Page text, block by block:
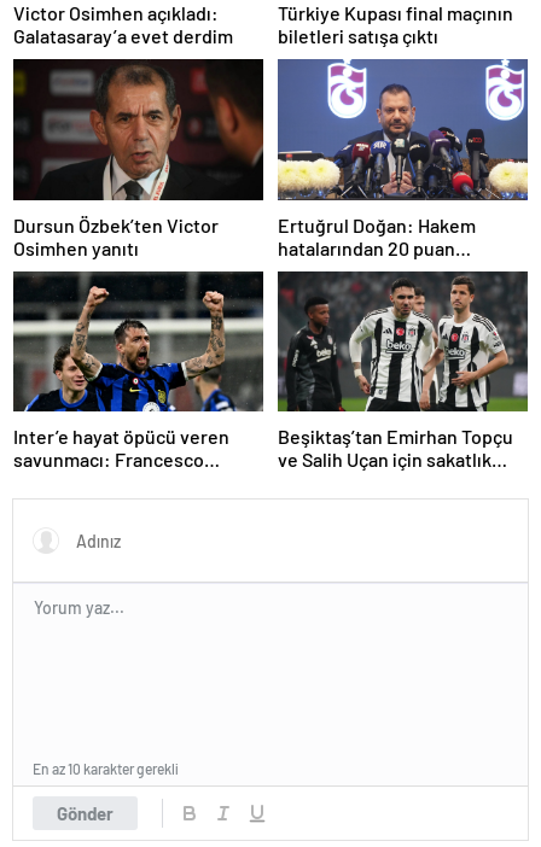
Victor Osimhen açıkladı:
Galatasaray’a evet derdim
Türkiye Kupası final maçının
biletleri satışa çıktı
Dursun Özbek’ten Victor
Osimhen yanıtı
Ertuğrul Doğan: Hakem
hatalarından 20 puan
kaybettik
Inter’e hayat öpücü veren
savunmacı: Francesco
Beşiktaş’tan Emirhan Topçu
ve Salih Uçan için sakatlık
Gönder
En az 10 karakter gerekli